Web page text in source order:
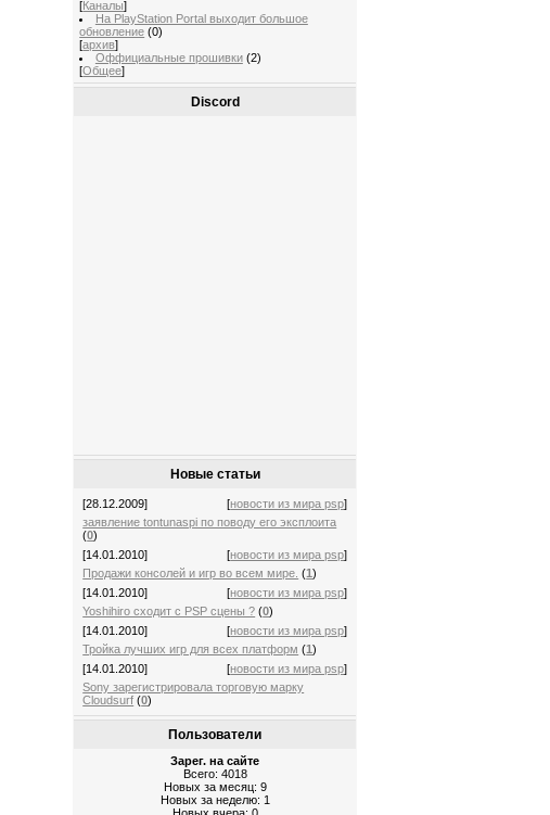
[Каналы]
На PlayStation Portal выходит большое
обновление (0)
[архив]
Оффициальные прошивки (2)
[Общее]
Discord
Новые статьи
[28.12.2009] [новости из мира psp]
заявление tontunaspi по поводу его эксплоита
(0)
[14.01.2010]
[новости из мира psp]
Продажи консолей и игр во всем мире. (1)
[14.01.2010]
[новости из мира psp]
Yoshihiro сходит с PSP сцены ? (0)
[14.01.2010]
[новости из мира psp]
Тройка лучших игр для всех платформ (1)
[14.01.2010]
[новости из мира psp]
Sony зарегистрировала торговую марку
Cloudsurf (0)
Пользователи
Зарег. на сайте
Всего: 4018
Новых за месяц: 9
Новых за неделю: 1